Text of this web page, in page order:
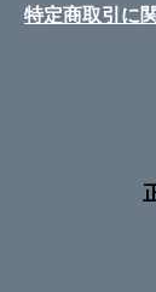
特定商取引に